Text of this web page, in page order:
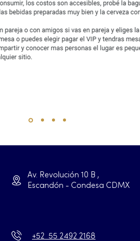
Av. Revolución 10 B ,
Escandón - Condesa CDMX
+52 55 2492 2168